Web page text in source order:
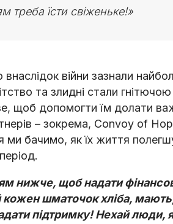
треба їсти свіженьке!»
війни зазнали
та злидні стали
щоб допомогти їм долати
– зокрема, Convoy of
бачимо, як їх життя
нижче, щоб надати
шматочок хліба,
підтримку! Нехай люди,